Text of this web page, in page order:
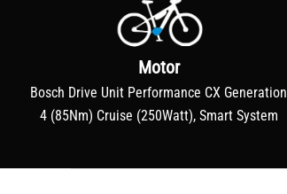
Motor
Bosch Drive Unit Performance CX Generation
4 (85Nm) Cruise (250Watt), Smart System